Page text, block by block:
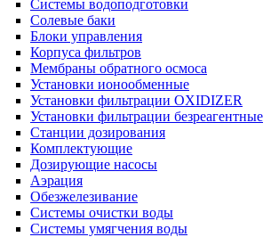
Системы водоподготовки
Солевые баки
Блоки управления
Корпуса фильтров
Мембраны обратного осмоса
Установки ионообменные
Установки фильтрации OXIDIZER
Установки фильтрации безреагентные
Станции дозирования
Комплектующие
Дозирующие насосы
Аэрация
Обезжелезивание
Системы очистки воды
Системы умягчения воды